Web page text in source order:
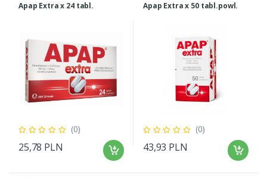
Apap Extra x 24 tabl.
(0)
25,78 PLN
Apap Extra x 50 tabl.powl.
(0)
43,93 PLN